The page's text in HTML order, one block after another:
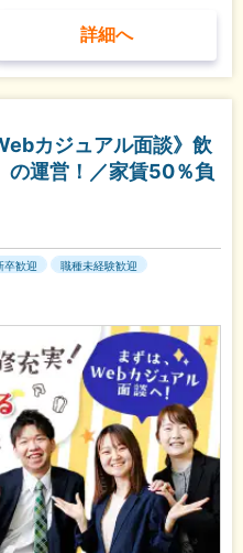
詳細へ
カジュアル面談》飲
の運営！／家賃50％負
卒歓迎
職種未経験歓迎